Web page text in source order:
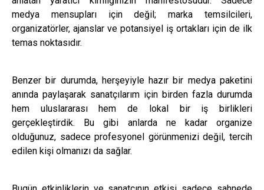
medya mensupları için değil; marka temsilcileri,
organizatörler, ajanslar ve potansiyel iş ortakları için de ilk
temas noktasıdır.
Benzer bir durumda, herşeyiyle hazır bir medya paketini
anında paylaşarak sanatçılarım için birden fazla durumda
hem uluslararası hem de lokal bir iş birlikleri
gerçekleştirdik. Bu gibi anlarda ne kadar organize
olduğunuz, sadece profesyonel görünmenizi değil, tercih
edilen kişi olmanızı da sağlar.